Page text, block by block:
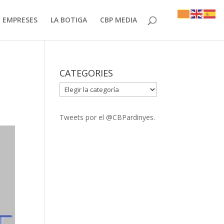
EMPRESES LA BOTIGA CBP MEDIA
CATEGORIES
CATEGORIES
Tweets por el @CBPardinyes.